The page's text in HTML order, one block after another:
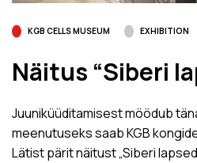
KGB CELLS MUSEUM EXHIBITION
Näitus “Siberi
Juuniküüditamisest möödub
meenutuseks saab KGB
Lätist pärit näitust „Siberi